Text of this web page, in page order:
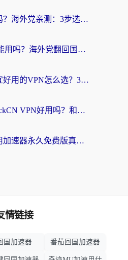
穿梭和海归好用吗？海外党亲测：3步选对回国加速器，无缝刷国内剧玩手游
ExpressVPN中国能用吗？海外党翻回国内的加速器选择指南（附番茄加速器实测）
海外党必看：便宜好用的VPN怎么选？3步解决回国访问难题+Steam改区技巧
海外党实测：ChickCN VPN好用吗？和OurPlay VPN对比哪个回国效果更好？附避坑指南
海外党必看：应用加速器永久免费版真的靠谱吗？教你选对回国加速器无缝刷国内资源
情链接
国加速器 番茄回国加速器